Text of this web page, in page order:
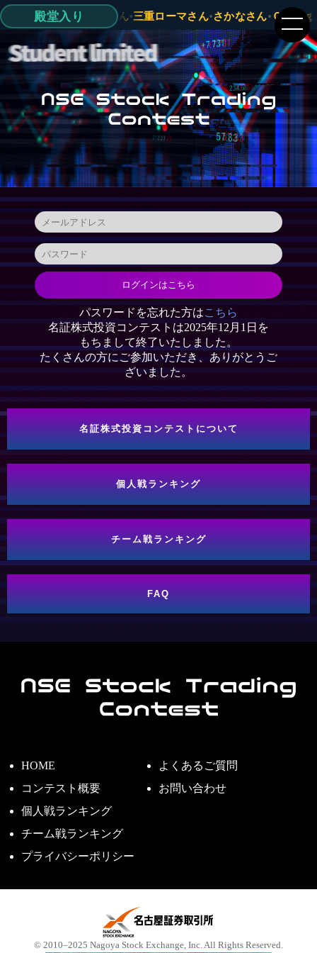
殿堂入り
証で結婚式挙げたいさん•三重ローマさん•さかなさん•Ｇｏｏｇ
ログインはこちら
パスワードを忘れた方はこちら
名証株式投資コンテストは2025年12月1日を
もちまして終了いたしました。
たくさんの方にご参加いただき、ありがとうご
ざいました。
名証株式投資コンテストについて
個人戦ランキング
チーム戦ランキング
FAQ
HOME
コンテスト概要
個人戦ランキング
チーム戦ランキング
プライバシーポリシー
よくあるご質問
お問い合わせ
© 2010–2025 Nagoya Stock Exchange, Inc. All Rights Reserved.